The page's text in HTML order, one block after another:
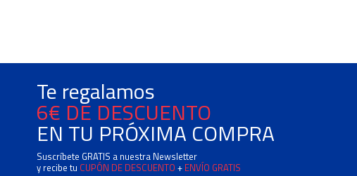
Te regalamos
6€ DE DESCUENTO
EN TU PRÓXIMA COMPRA
Suscríbete GRATIS a nuestra Newsletter
y recibe tu CUPÓN DE DESCUENTO + ENVÍO GRATIS